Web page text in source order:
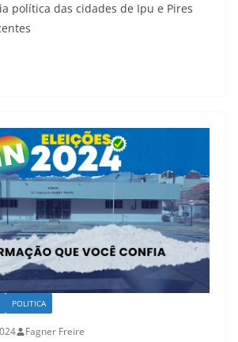
política das cidades de Ipu e Pires
POLITICA
Fagner Freire